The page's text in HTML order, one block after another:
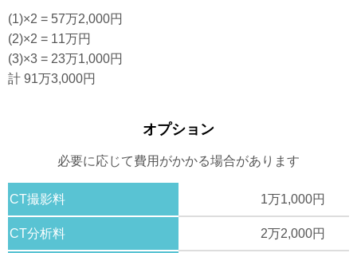
(1)×2 = 57万2,000円
(2)×2 = 11万円
(3)×3 = 23万1,000円
計 91万3,000円
オプション
必要に応じて費用がかかる場合があります
CT撮影料 1万1,000円
CT分析料 2万2,000円